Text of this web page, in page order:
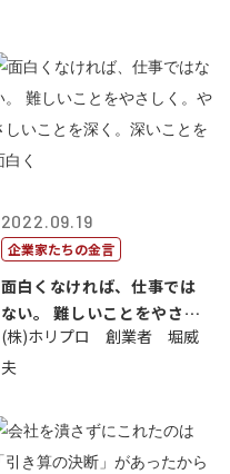
2022.09.19
企業家たちの金言
面白くなければ、仕事では
ない。 難しいことをやさし
く。やさし...
(株)ホリプロ 創業者 堀威
夫